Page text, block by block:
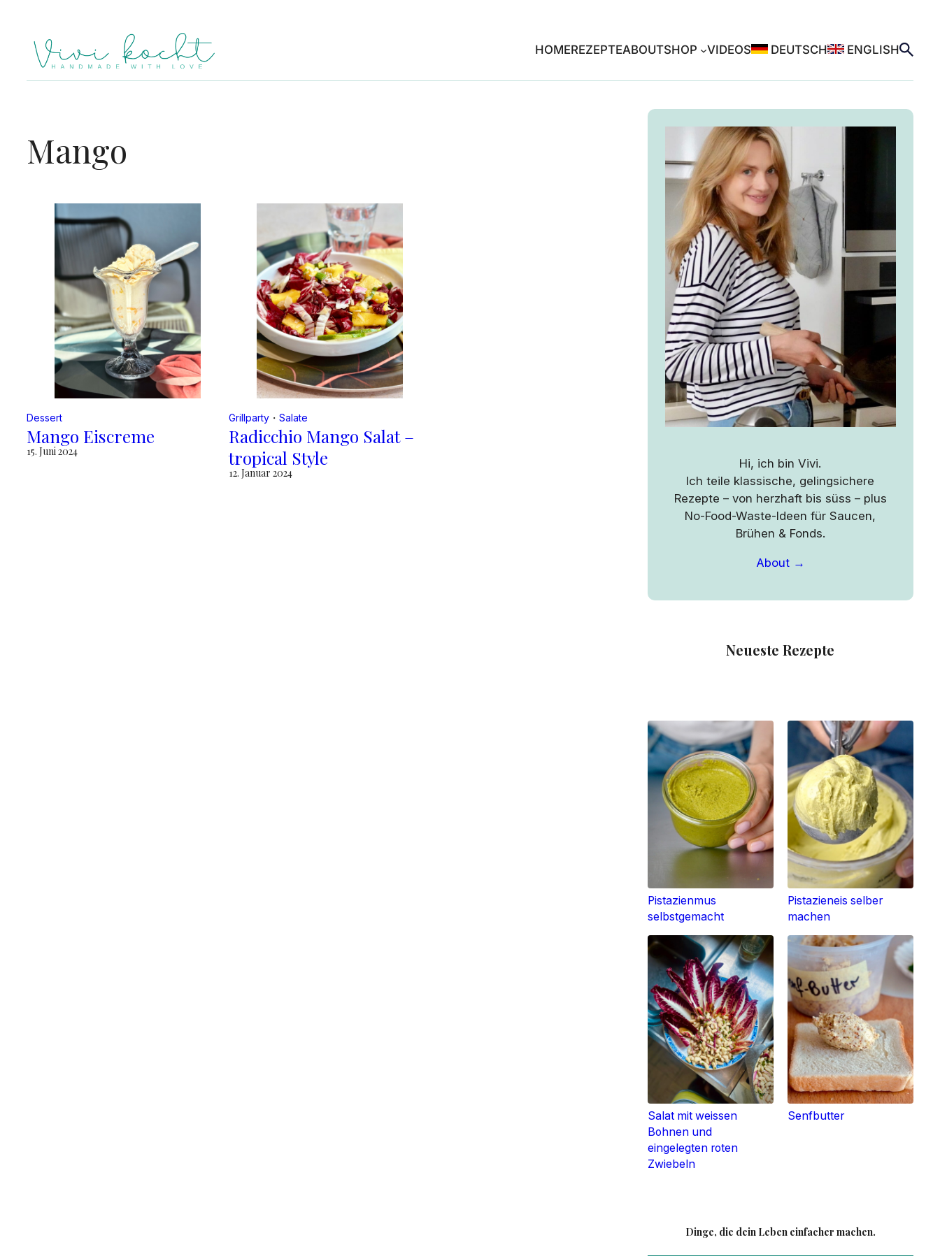
HOMEREZEPTEABOUTSHOP VIDEOS DEUTSCH ENGLISH
Mango
Dessert
Mango Eiscreme
15. Juni 2024
Grillparty ・Salate
Radicchio Mango Salat –
tropical Style
12. Januar 2024
Hi, ich bin Vivi.
Ich teile klassische, gelingsichere
Rezepte – von herzhaft bis süss – plus
No-Food-Waste-Ideen für Saucen,
Brühen & Fonds.
About →
Neueste Rezepte
Pistazienmus
selbstgemacht
Pistazieneis selber
machen
Salat mit weissen
Bohnen und
eingelegten roten
Zwiebeln
Senfbutter
Dinge, die dein Leben einfacher machen.